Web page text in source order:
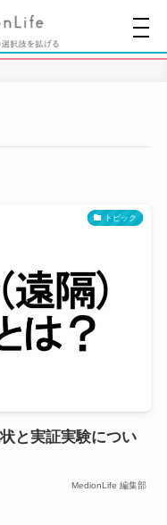
トピック
と実証実験につい
MedionLife 編集部